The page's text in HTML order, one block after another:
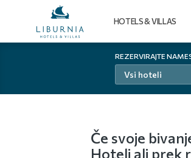
REZERVIRAJTE
Vsi hoteli
HOTELS & VILLAS
Če svoje
Hoteli ali prek